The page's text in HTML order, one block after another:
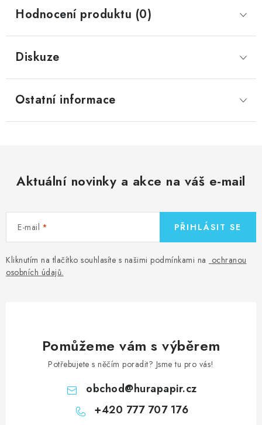
Hodnocení produktu (0)
Diskuze
Ostatní informace
Aktuální novinky a akce na váš e-mail
E-mail
Kliknutím na tlačítko souhlasíte s našimi podmínkami na ochranou
osobních údajů.
PŘIHLÁSIT SE
Pomůžeme vám s výběrem
Potřebujete s něčím poradit? Jsme tu pro vás!
obchod@hurapapir.cz
+420 777 707 176